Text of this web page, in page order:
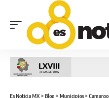
Es Noticia MX> Blog > Municipios> Camargo